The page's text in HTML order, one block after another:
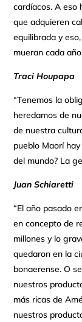
cardíacos. A eso
que adquieren
equilibrada y
mueran cada
Traci Houpapa
“Tenemos la
heredamos de
de nuestra
pueblo Maorí
del mundo? La
Juan Schiaretti
“El año pasado
en concepto de
millones y lo
quedaron en la
bonaerense. O
nuestros
más ricas de
nuestros